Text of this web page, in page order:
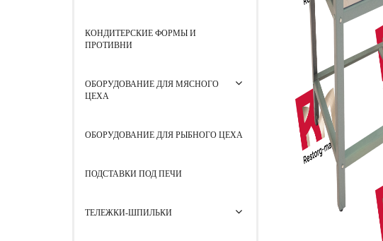
КОНДИТЕРСКИЕ ФОРМЫ И
ПРОТИВНИ
ОБОРУДОВАНИЕ ДЛЯ МЯСНОГО
ЦЕХА
ОБОРУДОВАНИЕ ДЛЯ РЫБНОГО ЦЕХА
ПОДСТАВКИ ПОД ПЕЧИ
ТЕЛЕЖКИ-ШПИЛЬКИ